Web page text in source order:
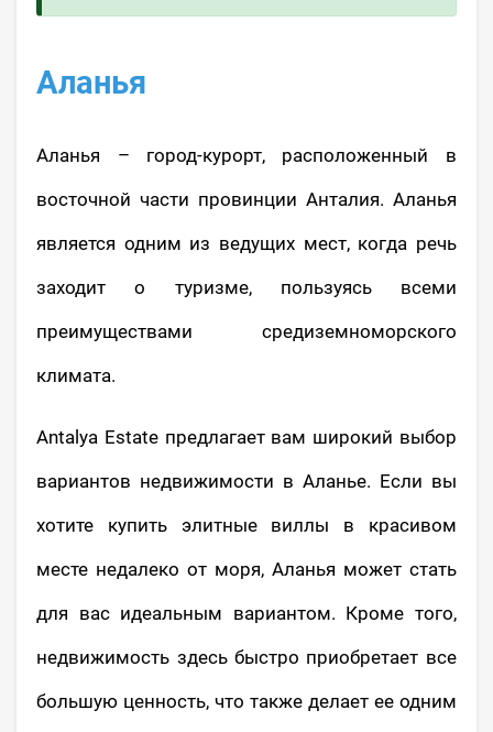
Аланья
Аланья – город-курорт, расположенный в
восточной части провинции Анталия. Аланья
является одним из ведущих мест, когда речь
заходит о туризме, пользуясь всеми
преимуществами средиземноморского
климата.
Antalya Estate предлагает вам широкий выбор
вариантов недвижимости в Аланье. Если вы
хотите купить элитные виллы в красивом
месте недалеко от моря, Аланья может стать
для вас идеальным вариантом. Кроме того,
недвижимость здесь быстро приобретает все
большую ценность, что также делает ее одним